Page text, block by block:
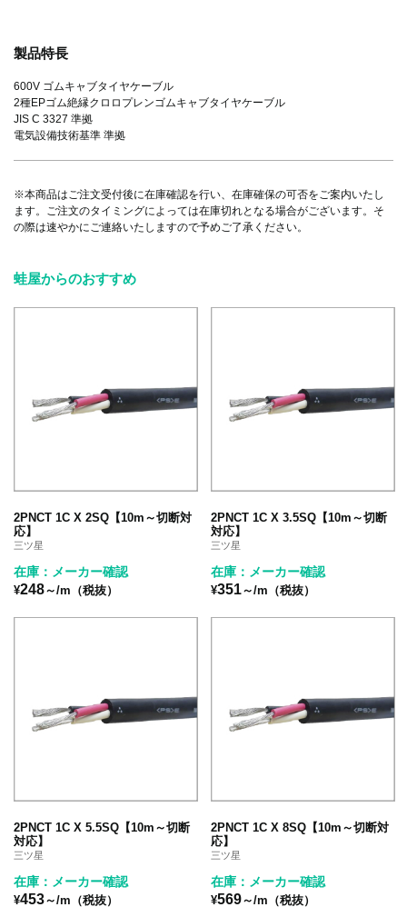
製品特長
600V ゴムキャブタイヤケーブル
2種EPゴム絶縁クロロプレンゴムキャブタイヤケーブル
JIS C 3327 準拠
電気設備技術基準 準拠
※本商品はご注文受付後に在庫確認を行い、在庫確保の可否をご案内いたし
ます。ご注文のタイミングによっては在庫切れとなる場合がございます。そ
の際は速やかにご連絡いたしますので予めご了承ください。
蛙屋からのおすすめ
2PNCT 1C X 2SQ【10m～切断対
応】
三ツ星
在庫：メーカー確認
¥248～/m（税抜）
2PNCT 1C X 3.5SQ【10m～切断
対応】
三ツ星
在庫：メーカー確認
¥351～/m（税抜）
2PNCT 1C X 5.5SQ【10m～切断
対応】
三ツ星
在庫：メーカー確認
¥453～/m（税抜）
2PNCT 1C X 8SQ【10m～切断対
応】
三ツ星
在庫：メーカー確認
¥569～/m（税抜）